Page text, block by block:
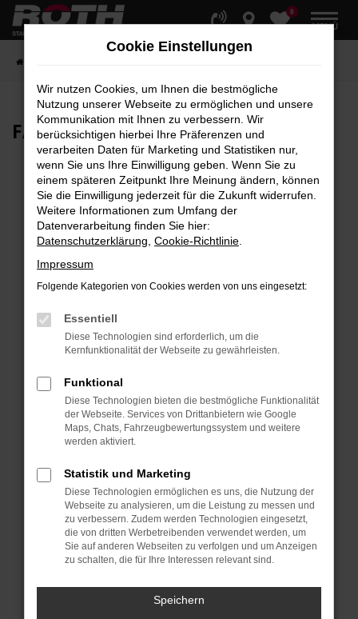
Zum
Hauptinhalt
0
MENÜ
FAHRZEUG-SHOWROOM
Fehler: Network Error
Beim Laden ist ein Fehler aufgetreten.
Hier sind ein paar Tipps, die dir helfen können:
Überprüfe deine Firewall und deine
Laden andere Webseiten, zum Beispiel deine
Suchmaschine?
Prüfe deine Browsererweiterungen.
Manche Erweiterungen, wie Werbeblocker,
können das Laden bestimmter Seiten
verhindern. Funktioniert die Seite in einem
anderen Browser oder in einem privaten
Fenster?
Starte dein Gerät neu.
Das kann manchmal helfen, vorübergehende
Probleme zu beheben.
Stelle sicher, dass dein Browser und dein
Betriebssystem auf dem neuesten Stand
sind.
Sicherheitsrisiko, sondern kann auch dazu
Cookie Einstellungen
Wir nutzen Cookies, um Ihnen die bestmögliche
Nutzung unserer Webseite zu ermöglichen und unsere
Kommunikation mit Ihnen zu verbessern. Wir
berücksichtigen hierbei Ihre Präferenzen und
verarbeiten Daten für Marketing und Statistiken nur,
wenn Sie uns Ihre Einwilligung geben. Wenn Sie zu
einem späteren Zeitpunkt Ihre Meinung ändern, können
Sie die Einwilligung jederzeit für die Zukunft widerrufen.
Weitere Informationen zum Umfang der
Datenverarbeitung finden Sie hier:
Datenschutzerklärung Cookie-Richtlinie
Impressum
Folgende Kategorien von Cookies werden von uns eingesetzt:
Essentiell
Diese Technologien sind erforderlich, um die
Kernfunktionalität der Webseite zu gewährleisten.
Funktional
Diese Technologien bieten die bestmögliche Funktionalität
der Webseite. Services von Drittanbietern wie Google
Maps, Chats, Fahrzeugbewertungssystem und weitere
werden aktiviert.
Statistik und Marketing
Diese Technologien ermöglichen es uns, die Nutzung der
Webseite zu analysieren, um die Leistung zu messen und
zu verbessern. Zudem werden Technologien eingesetzt,
die von dritten Werbetreibenden verwendet werden, um
Sie auf anderen Webseiten zu verfolgen und um Anzeigen
zu schalten, die für Ihre Interessen relevant sind.
Speichern